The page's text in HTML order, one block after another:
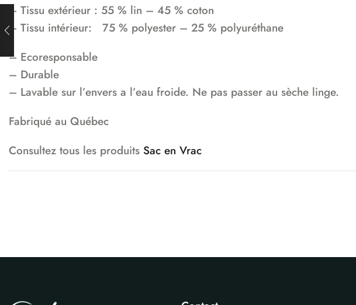
– Tissu extérieur : 55 % lin – 45 % coton
– Tissu intérieur: 75 % polyester – 25 % polyuréthane
– Ecoresponsable
– Durable
– Lavable sur l’envers a l’eau froide. Ne pas passer au sèche linge.
Fabriqué au Québec
Consultez tous les produits Sac en Vrac